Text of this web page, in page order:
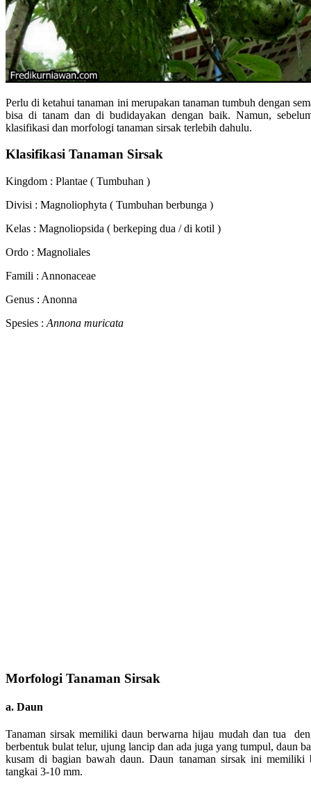
Perlu di ketahui tanaman ini merupakan tanaman tumbuh dengan
bisa di tanam dan di budidayakan dengan baik. Namun,
klasifikasi dan morfologi tanaman sirsak terlebih dahulu.
Klasifikasi Tanaman Sirsak
Kingdom : Plantae ( Tumbuhan )
Divisi : Magnoliophyta ( Tumbuhan berbunga )
Kelas : Magnoliopsida ( berkeping dua / di kotil )
Ordo : Magnoliales
Famili : Annonaceae
Genus : Anonna
Spesies : Annona muricata
Morfologi Tanaman Sirsak
a. Daun
Tanaman sirsak memiliki daun berwarna hijau mudah dan tua
berbentuk bulat telur, ujung lancip dan ada juga yang tumpul, daun
kusam di bagian bawah daun. Daun tanaman sirsak ini memiliki
tangkai 3-10 mm.